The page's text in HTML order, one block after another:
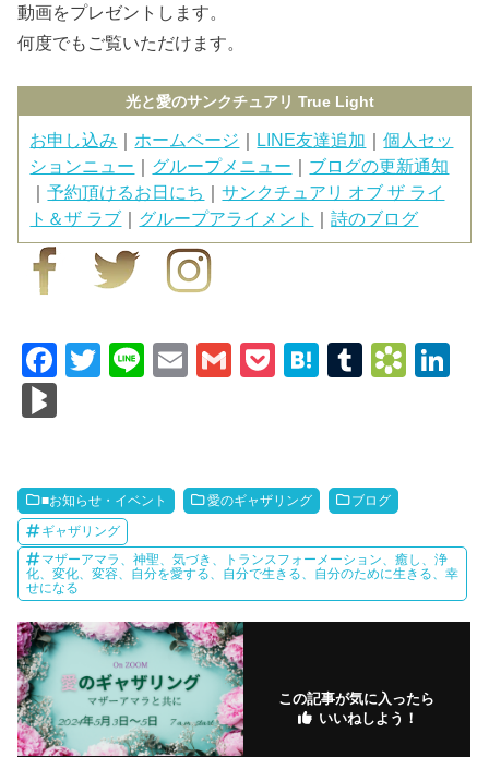
動画をプレゼントします。
何度でもご覧いただけます。
光と愛のサンクチュアリ True Light
お申し込み ｜ ホームページ ｜ LINE友達追加 ｜個人セッ
ションニュー ｜ グループメニュー ｜ ブログの更新通知
｜予約頂けるお日にち ｜サンクチュアリ オブ ザ ライ
ト＆ザ ラブ ｜ グループアライメント ｜詩のブログ
F
b
o
o
k
T
Li
E
G
P
H
a
T
r
B
ks
.fr
M
ar
ks
■お知らせ・イベント 愛のギャザリング ブログ
ギャザリング
マザーアマラ、神聖、気づき、トランスフォーメーション、癒し、浄
化、変化、変容、自分を愛する、自分で生きる、自分のために生きる、幸
せになる
この記事が気に入ったら
いいねしよう！